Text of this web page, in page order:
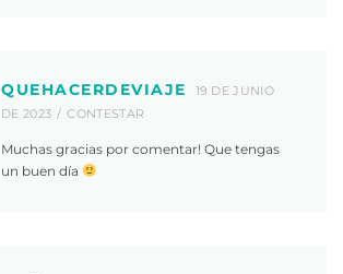
QUEHACERDEVIAJE
19 DE JUNIO
DE 2023
CONTESTAR
Muchas gracias por comentar! Que tengas
un buen día